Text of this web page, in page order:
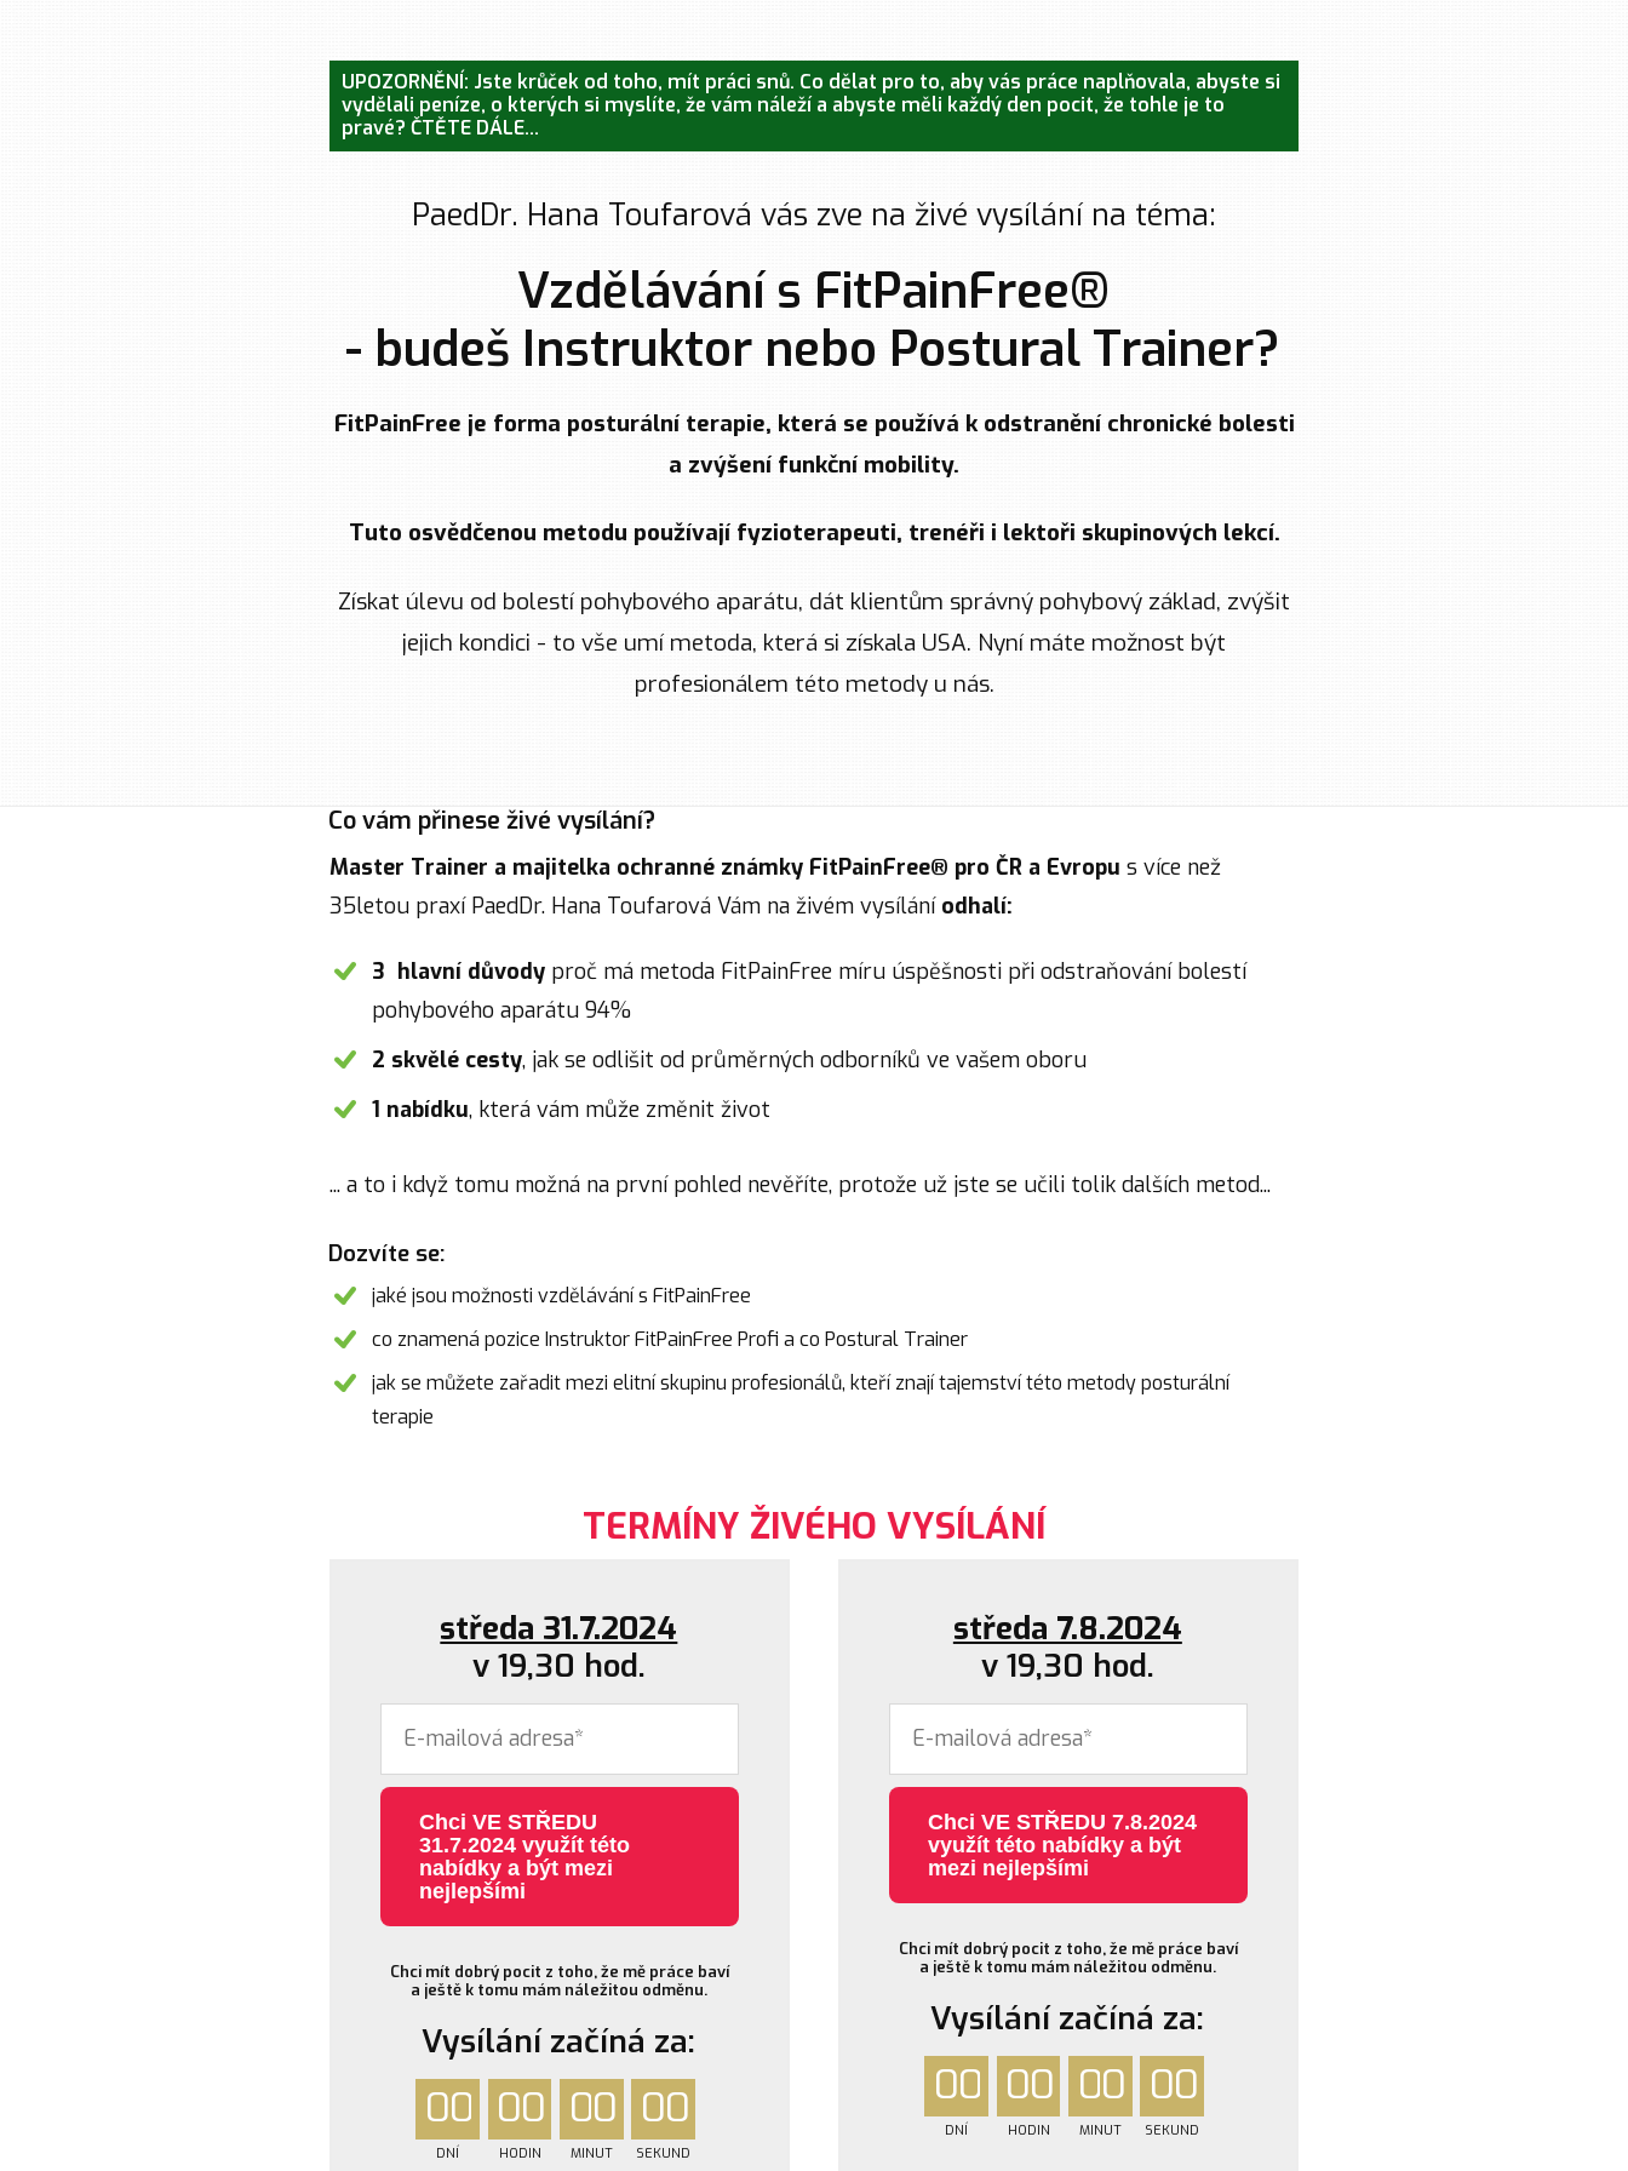
UPOZORNĚNÍ: Jste krůček od toho, mít práci snů. Co dělat pro to, aby vás práce naplňovala, abyste si
vydělali peníze, o kterých si myslíte, že vám náleží a abyste měli každý den pocit, že tohle je to
pravé?ČTĚTE DÁLE...
PaedDr. Hana Toufarová vás zve na živé vysílání na téma:
Vzdělávání s FitPainFree®
- budeš Instruktor nebo Postural Trainer?
FitPainFree je forma posturální terapie, která se používá k odstranění chronické bolesti
a zvýšení funkční mobility.
Tuto osvědčenou metodu používají fyzioterapeuti, trenéři i lektoři skupinových lekcí.
Získat úlevu od bolestí pohybového aparátu, dát klientům správný pohybový základ, zvýšit
jejich kondici - to vše umí metoda, která si získala USA. Nyní máte možnost být
profesionálem této metody u nás.
Co vám přinese živé vysílání?
Master Trainer a majitelka ochranné známky FitPainFree® pro ČR a Evropu s více než
35letou praxí PaedDr. Hana Toufarová Vám na živém vysílání odhalí:
3 hlavní důvody proč má metoda FitPainFree míru úspěšnosti při odstraňování bolestí
pohybového aparátu 94%
2 skvělé cesty, jak se odlišit od průměrných odborníků ve vašem oboru
1 nabídku, která vám může změnit život
... a to i když tomu možná na první pohled nevěříte, protože už jste se učili tolik dalších metod...
Dozvíte se:
jaké jsou možnosti vzdělávání s FitPainFree
co znamená pozice Instruktor FitPainFree Profi a co Postural Trainer
jak se můžete zařadit mezi elitní skupinu profesionálů, kteří znají tajemství této metody posturální
terapie
TERMÍNY ŽIVÉHO VYSÍLÁNÍ
středa 31.7.2024
v 19,30 hod.
Chci VE STŘEDU
31.7.2024 využít této
nabídky a být mezi
nejlepšími
Chci mít dobrý pocit z toho, že mě práce baví
a ještě k tomu mám náležitou odměnu.
Vysílání začíná za:
00
DNÍ
00
HODIN
00
MINUT
00
SEKUND
středa 7.8.2024
v 19,30 hod.
Chci VE STŘEDU 7.8.2024
využít této nabídky a být
mezi nejlepšími
Chci mít dobrý pocit z toho, že mě práce baví
a ještě k tomu mám náležitou odměnu.
Vysílání začíná za:
00
DNÍ
00
HODIN
00
MINUT
00
SEKUND